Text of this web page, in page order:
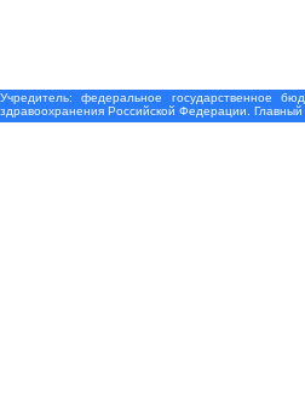
Учредитель: федеральное государственное
здравоохранения Российской Федерации.